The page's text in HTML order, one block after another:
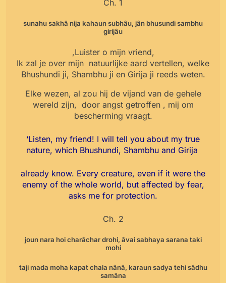
Ch. 1
sunahu sakhâ nija kahaun subhâu, jân bhusundi sambhu
girijâu
,Luister o mijn vriend,
Ik zal je over mijn natuurlijke aard vertellen, welke
Bhushundi ji, Shambhu ji en Girija ji reeds weten.
Elke wezen, al zou hij de vijand van de gehele
wereld zijn, door angst getroffen , mij om
bescherming vraagt.
‘Listen, my friend! I will tell you about my true
nature, which Bhushundi, Shambhu and Girija
already know. Every creature, even if it were the
enemy of the whole world, but affected by fear,
asks me for protection.
Ch. 2
joun nara hoi charâchar drohi, âvai sabhaya sarana taki
mohi
taji mada moha kapat chala nânâ, karaun sadya tehi sâdhu
samâna